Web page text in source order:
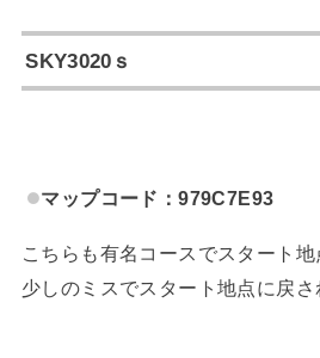
SKY3020ｓ
マップコード：979C7E93
こちらも有名コースでスタート地
少しのミスでスタート地点に戻さ